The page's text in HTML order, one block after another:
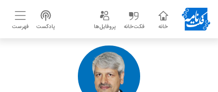
خانه فکت‌خانه پروفایل‌ها پادکست فهرست